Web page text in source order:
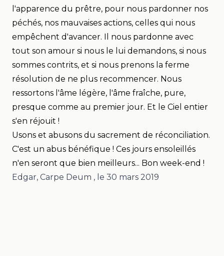
l'apparence du prêtre, pour nous pardonner nos
péchés, nos mauvaises actions, celles qui nous
empêchent d'avancer. Il nous pardonne avec
tout son amour si nous le lui demandons, si nous
sommes contrits, et si nous prenons la ferme
résolution de ne plus recommencer. Nous
ressortons l'âme légère, l'âme fraîche, pure,
presque comme au premier jour. Et le Ciel entier
s'en réjouit !
Usons et abusons du sacrement de réconciliation.
C'est un abus bénéfique ! Ces jours ensoleillés
n'en seront que bien meilleurs... Bon week-end !
Edgar, Carpe Deum , le 30 mars 2019